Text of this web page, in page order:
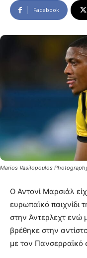
Facebook
Marios Vasilopoulos
Ο Αντονί Μαρσιάλ
ευρωπαϊκό παιχνίδι
στην Άντερλεχτ ενώ
βρέθηκε στην
με τον Πανσερραϊκό